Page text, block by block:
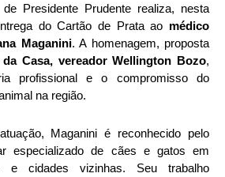
Presidente Prudente realiza, nesta
do Cartão de Prata ao médico
Maganini. A homenagem, proposta
da Casa, vereador Wellington Bozo,
profissional e o compromisso do
na região.
Maganini é reconhecido pelo
especializado de cães e gatos em
e cidades vizinhas. Seu trabalho